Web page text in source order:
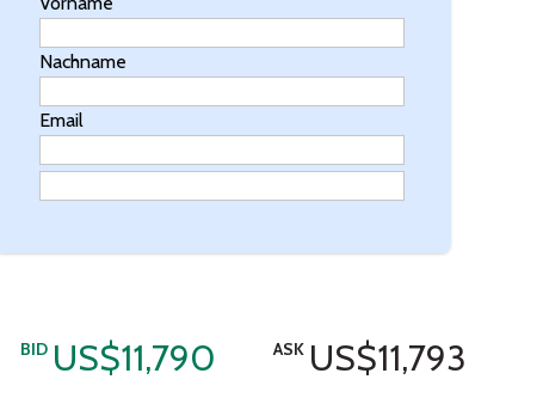
Nachname
Email
BID US$11,790 ASK US$11,793